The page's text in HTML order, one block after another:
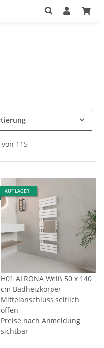
115
AUF LAGER
H01 ALRONA Weiß 50 x 140
cm Badheizkörper
Mittelanschluss seitlich
offen
Preise nach Anmeldung
sichtbar